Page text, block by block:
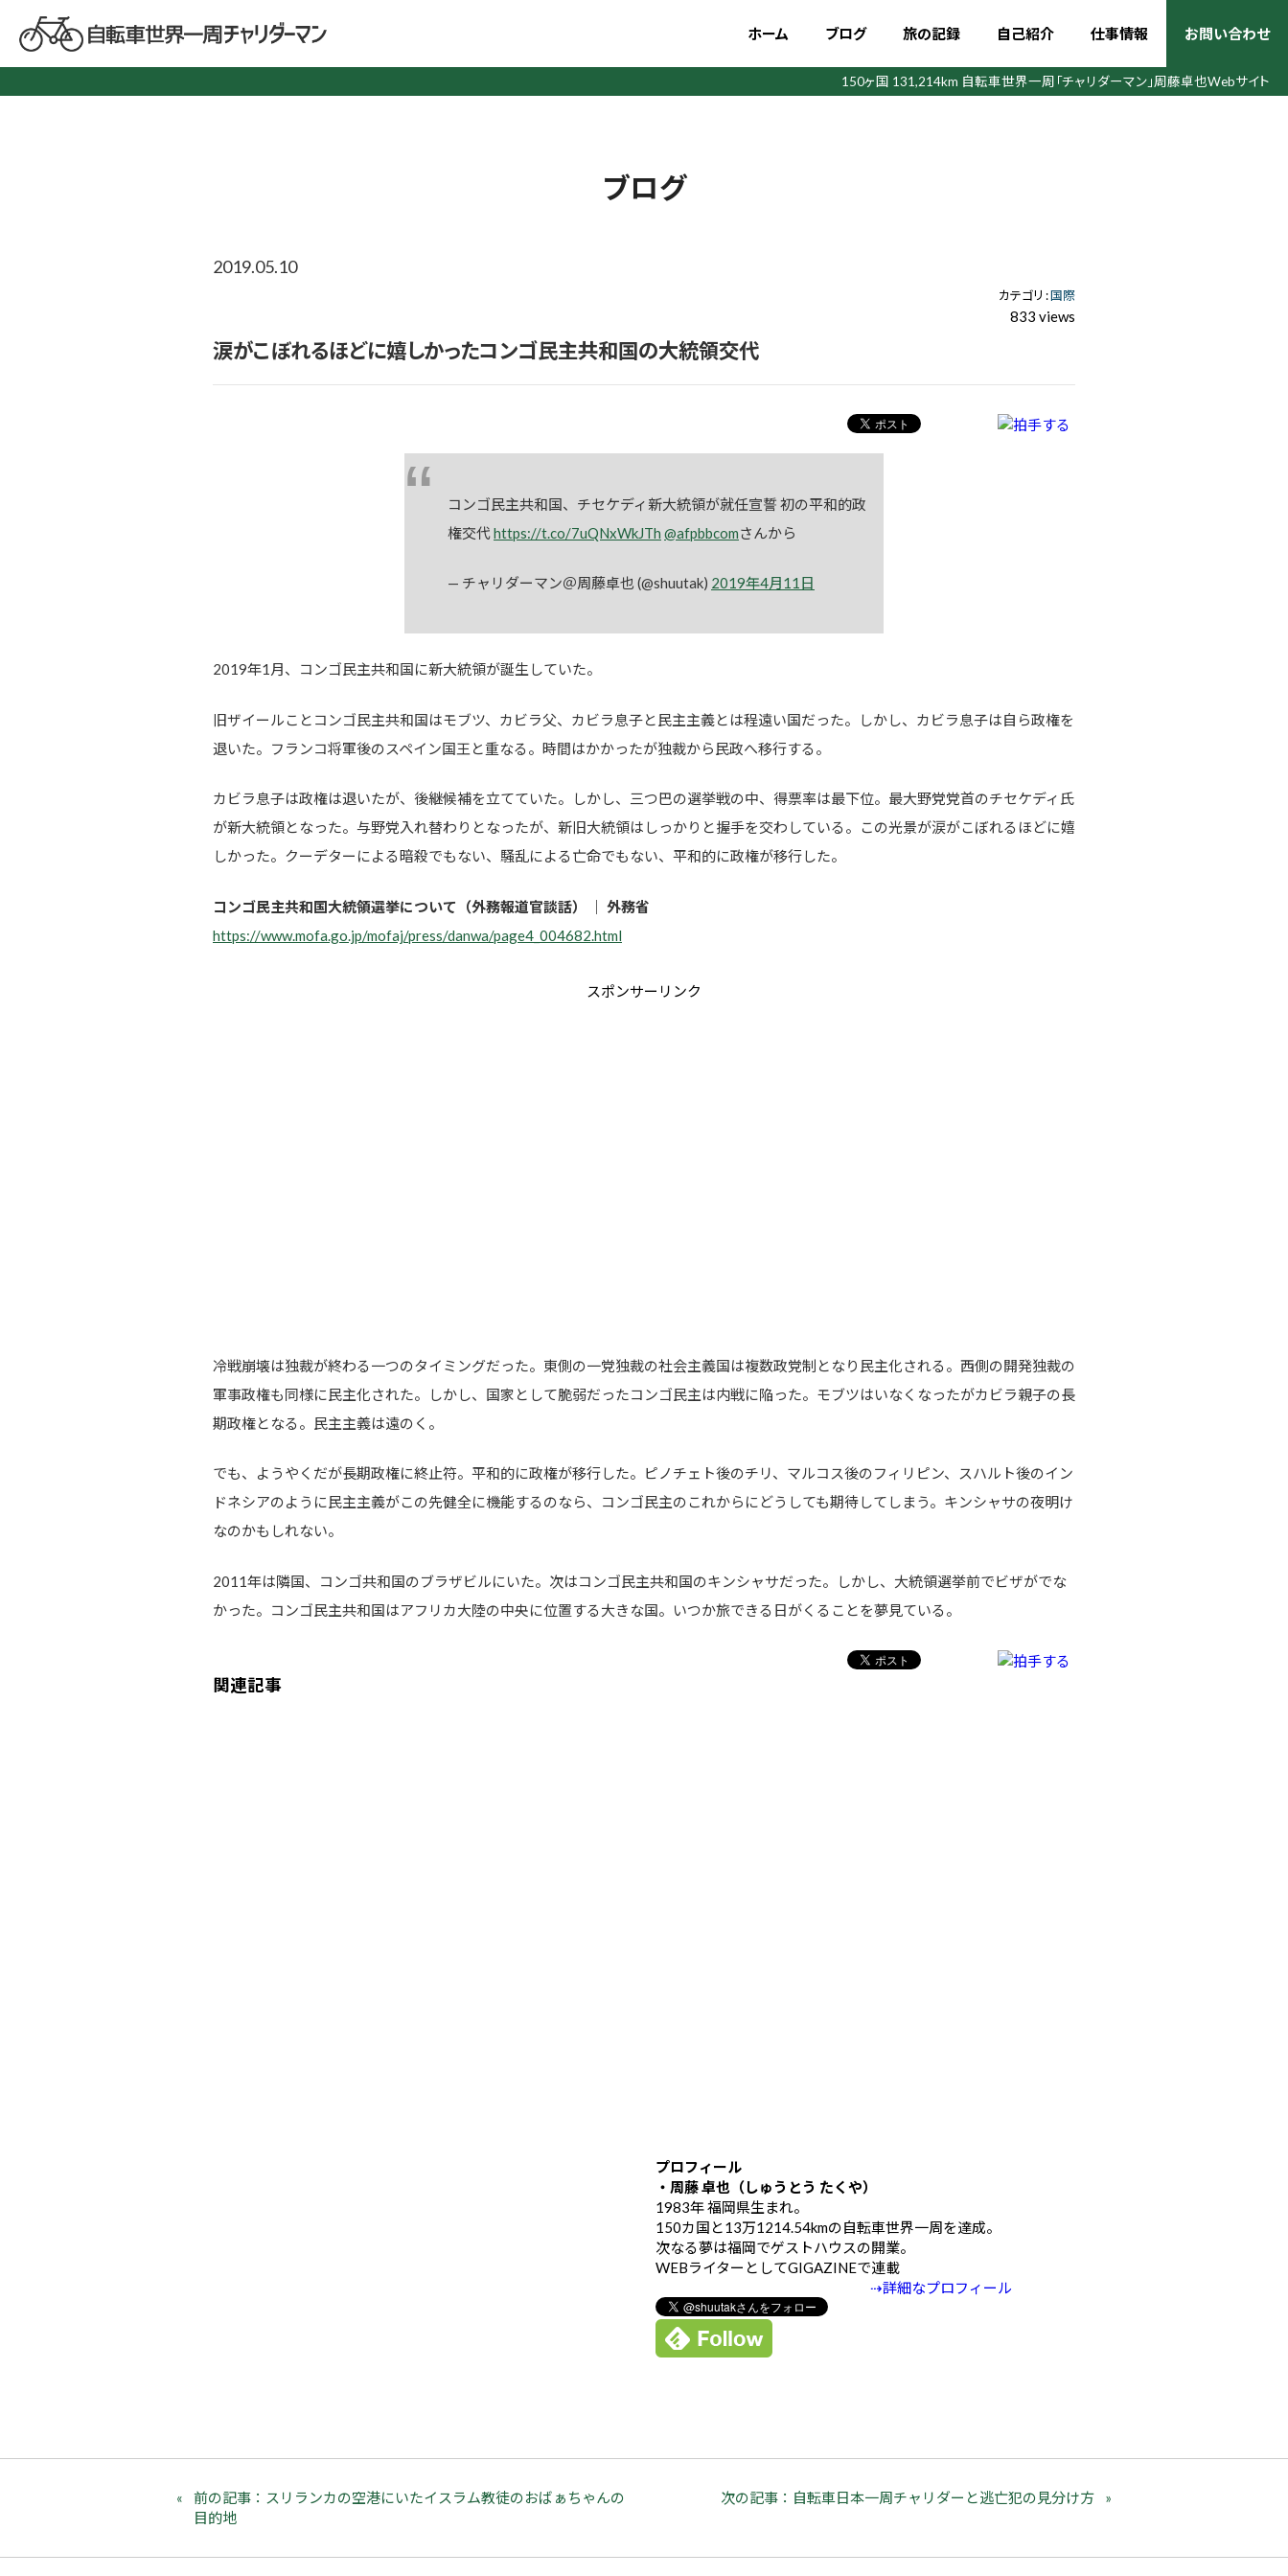
ホーム ブログ 旅の記録 自己紹介 仕事情報 お問い合わせ
150ヶ国 131,214km 自転車世界一周 「チャリダーマン」周藤卓也Webサイト
ブログ
2019.05.10
カテゴリ :国際
833 views
涙がこぼれるほどに嬉しかったコンゴ民主共和国の大統領交代
コンゴ民主共和国、チセケディ新大統領が就任宣誓 初の平和的政
権交代https://t.co/7uQNxWkJTh @afpbbcomさんから
— チャリダーマン＠周藤卓也 (@shuutak) 2019年4月11日
2019年1月、コンゴ民主共和国に新大統領が誕生していた。
旧ザイールことコンゴ民主共和国はモブツ、カビラ父、カビラ息子と民主主義とは程遠い国だった。しかし、カビラ息子は自ら政権を
退いた。フランコ将軍後のスペイン国王と重なる。時間はかかったが独裁から民政へ移行する。
カビラ息子は政権は退いたが、後継候補を立てていた。しかし、三つ巴の選挙戦の中、得票率は最下位。最大野党党首のチセケディ氏
が新大統領となった。与野党入れ替わりとなったが、新旧大統領はしっかりと握手を交わしている。この光景が涙がこぼれるほどに嬉
しかった。クーデターによる暗殺でもない、騒乱による亡命でもない、平和的に政権が移行した。
コンゴ民主共和国大統領選挙について（外務報道官談話） ｜ 外務省
https://www.mofa.go.jp/mofaj/press/danwa/page4_004682.html
スポンサーリンク
冷戦崩壊は独裁が終わる一つのタイミングだった。東側の一党独裁の社会主義国は複数政党制となり民主化される。西側の開発独裁の
軍事政権も同様に民主化された。しかし、国家として脆弱だったコンゴ民主は内戦に陥った。モブツはいなくなったがカビラ親子の長
期政権となる。民主主義は遠のく。
でも、ようやくだが長期政権に終止符。平和的に政権が移行した。ピノチェト後のチリ、マルコス後のフィリピン、スハルト後のイン
ドネシアのように民主主義がこの先健全に機能するのなら、コンゴ民主のこれからにどうしても期待してしまう。キンシャサの夜明け
なのかもしれない。
2011年は隣国、コンゴ共和国のブラザビルにいた。次はコンゴ民主共和国のキンシャサだった。しかし、大統領選挙前でビザがでな
かった。コンゴ民主共和国はアフリカ大陸の中央に位置する大きな国。いつか旅できる日がくることを夢見ている。
関連記事
プロフィール
・周藤 卓也（しゅうとう たくや）
1983年 福岡県生まれ。
150カ国と13万1214.54kmの自転車世界一周を達成。
次なる夢は福岡でゲストハウスの開業。
WEBライターとしてGIGAZINEで連載
⇢詳細なプロフィール
前の記事：スリランカの空港にいたイスラム教徒のおばぁちゃんの
目的地
次の記事：自転車日本一周チャリダーと逃亡犯の見分け方